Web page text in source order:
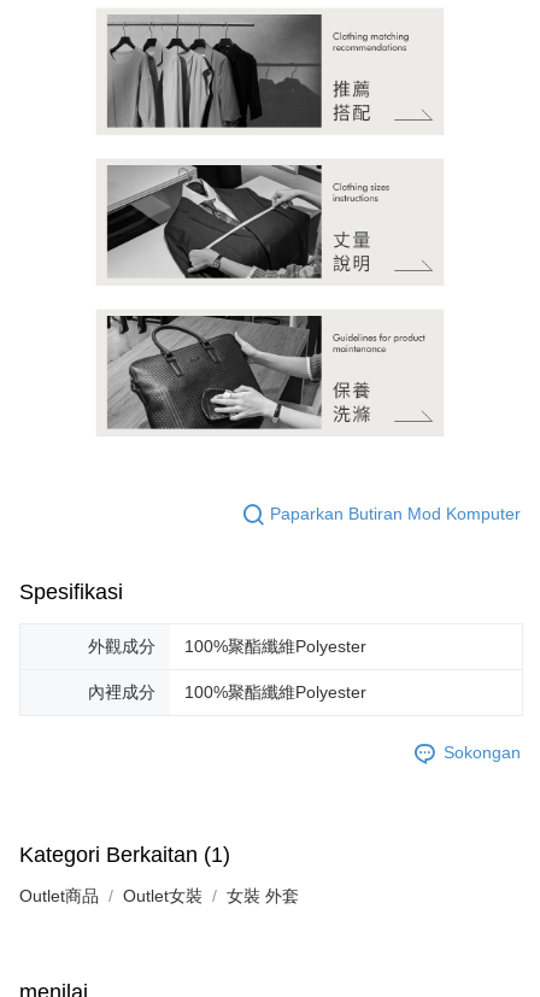
Paparkan Butiran Mod Komputer
Spesifikasi
外觀成分 100%聚酯纖維Polyester
內裡成分 100%聚酯纖維Polyester
Sokongan
Kategori Berkaitan (1)
Outlet商品 Outlet女裝 女裝 外套
menilai